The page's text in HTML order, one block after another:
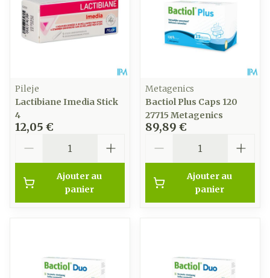
Pileje
Lactibiane Imedia Stick
4
12,05 €
Ajouter au
panier
Metagenics
Bactiol Plus Caps 120
27715 Metagenics
89,89 €
Ajouter au
panier